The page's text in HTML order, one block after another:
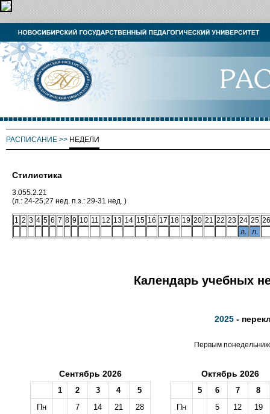
РАСПИСАНИЕ >> НЕДЕЛИ
Стилистика
3.055.2.21
(л.: 24-25,27 нед. п.з.: 29-31 нед. )
1 2 3 4 5 6 7 8 9 10 11 12 13 14 15 16 17 18 19 20 21 22 23 24 25 26
л.
л.
Календарь учебных
2025 -
Первым
Сентябрь 2026
1 2 3 4
5
Пн
7 14 21
28
Октябрь 2026
5 6 7
8
Пн
5 12
19